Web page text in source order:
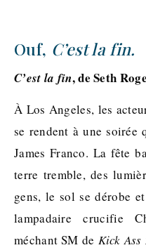
Ouf, C’est la fin.
C’est la fin, de Seth
À Los Angeles, les acteurs Seth Rogen et Jay Baruchel
se rendent à une soirée
James Franco. La fête
terre tremble, des
gens, le sol se dérobe
lampadaire crucifie
méchant SM de Kick Ass